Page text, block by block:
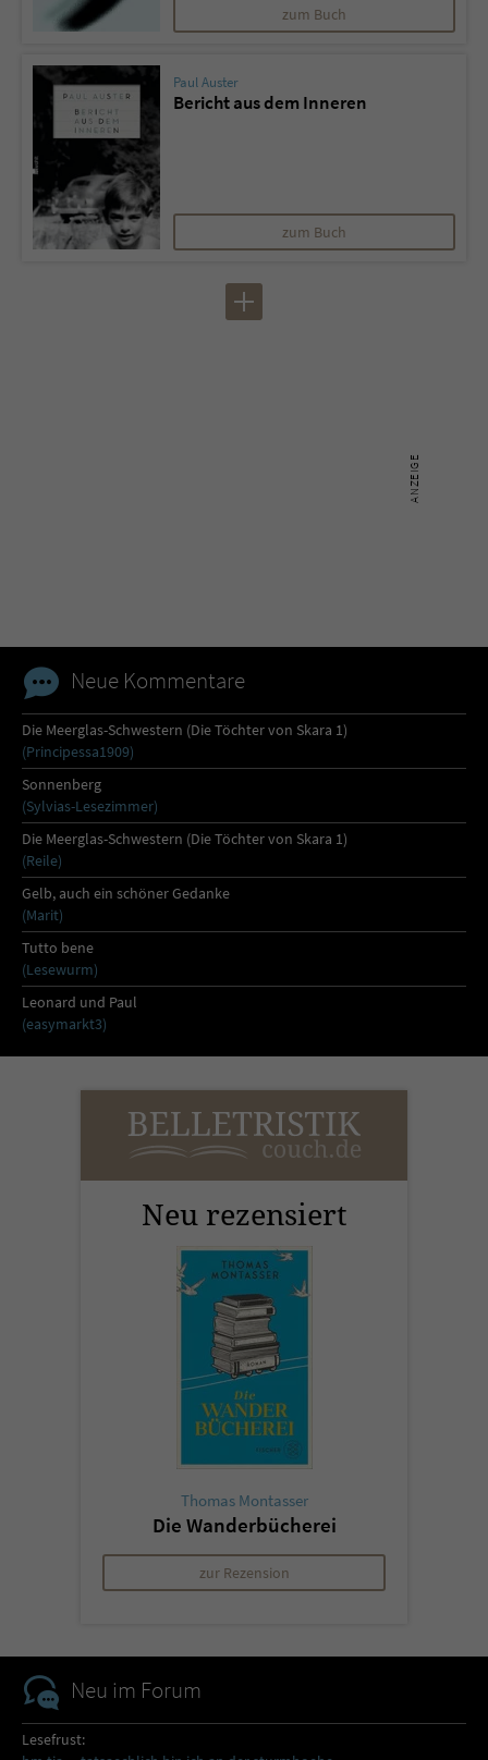
zum Buch
Paul Auster
Bericht aus dem Inneren
zum Buch
Neue Kommentare
Die Meerglas-Schwestern (Die Töchter von Skara 1)
(Principessa1909)
Sonnenberg
(Sylvias-Lesezimmer)
Die Meerglas-Schwestern (Die Töchter von Skara 1)
(Reile)
Gelb, auch ein schöner Gedanke
(Marit)
Tutto bene
(Lesewurm)
Leonard und Paul
(easymarkt3)
Neu rezensiert
Thomas Montasser
Die Wanderbücherei
zur Rezension
Neu im Forum
Lesefrust: